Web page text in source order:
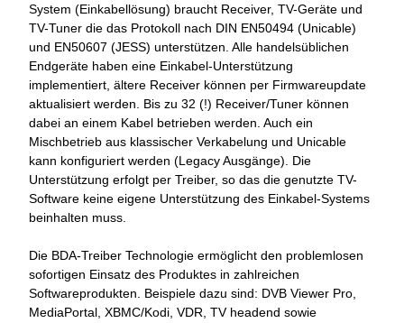
System (Einkabellösung) braucht Receiver, TV-Geräte und
TV-Tuner die das Protokoll nach DIN EN50494 (Unicable)
und EN50607 (JESS) unterstützen. Alle handelsüblichen
Endgeräte haben eine Einkabel-Unterstützung
implementiert, ältere Receiver können per Firmwareupdate
aktualisiert werden. Bis zu 32 (!) Receiver/Tuner können
dabei an einem Kabel betrieben werden. Auch ein
Mischbetrieb aus klassischer Verkabelung und Unicable
kann konfiguriert werden (Legacy Ausgänge). Die
Unterstützung erfolgt per Treiber, so das die genutzte TV-
Software keine eigene Unterstützung des Einkabel-Systems
beinhalten muss.
Die BDA-Treiber Technologie ermöglicht den problemlosen
sofortigen Einsatz des Produktes in zahlreichen
Softwareprodukten. Beispiele dazu sind: DVB Viewer Pro,
MediaPortal, XBMC/Kodi, VDR, TV headend sowie